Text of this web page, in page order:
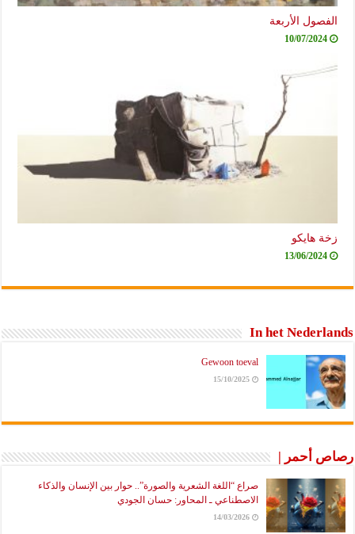
الفصول الأربعة
10/07/2024
زخة هايكو
13/06/2024
In het Nederlands
Gewoon toeval
15/10/2025
رصاص أحمر |
صراع “اللغة الشعرية والصورة”.. حوار بين الإنسان والذكاء
الاصطناعي ـ المحاور: حسان الجودي
14/03/2026